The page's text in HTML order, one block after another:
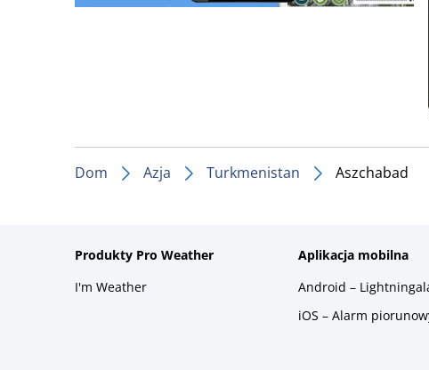
Dom Azja Turkmenistan Aszchabad
Produkty Pro Weather
I'm Weather
Aplikacja mobilna
Android –
iOS – Alarm